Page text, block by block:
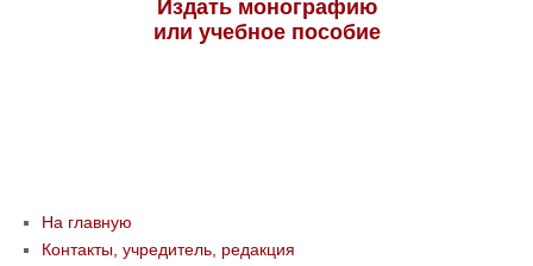
Издать монографию
или учебное пособие
На главную
Контакты, учредитель, редакция